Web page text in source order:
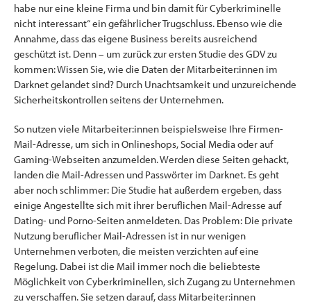
habe nur eine kleine Firma und bin damit für Cyberkriminelle
nicht interessant“ ein gefährlicher Trugschluss. Ebenso wie die
Annahme, dass das eigene Business bereits ausreichend
geschützt ist. Denn – um zurück zur ersten Studie des GDV zu
kommen: Wissen Sie, wie die Daten der Mitarbeiter:innen im
Darknet gelandet sind? Durch Unachtsamkeit und unzureichende
Sicherheitskontrollen seitens der Unternehmen.
So nutzen viele Mitarbeiter:innen beispielsweise Ihre Firmen-
Mail-Adresse, um sich in Onlineshops, Social Media oder auf
Gaming-Webseiten anzumelden. Werden diese Seiten gehackt,
landen die Mail-Adressen und Passwörter im Darknet. Es geht
aber noch schlimmer: Die Studie hat außerdem ergeben, dass
einige Angestellte sich mit ihrer beruflichen Mail-Adresse auf
Dating- und Porno-Seiten anmeldeten. Das Problem: Die private
Nutzung beruflicher Mail-Adressen ist in nur wenigen
Unternehmen verboten, die meisten verzichten auf eine
Regelung. Dabei ist die Mail immer noch die beliebteste
Möglichkeit von Cyberkriminellen, sich Zugang zu Unternehmen
zu verschaffen. Sie setzen darauf, dass Mitarbeiter:innen